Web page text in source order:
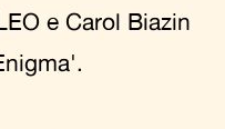
e Carol Biazin